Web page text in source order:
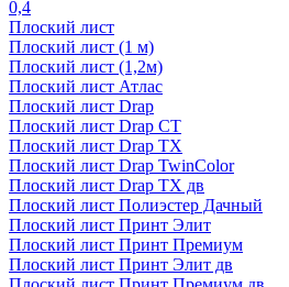
0,4
Плоский лист
Плоский лист (1 м)
Плоский лист (1,2м)
Плоский лист Атлас
Плоский лист Drap
Плоский лист Drap СТ
Плоский лист Drap TX
Плоский лист Drap TwinColor
Плоский лист Drap ТХ дв
Плоский лист Полиэстер Дачный
Плоский лист Принт Элит
Плоский лист Принт Премиум
Плоский лист Принт Элит дв